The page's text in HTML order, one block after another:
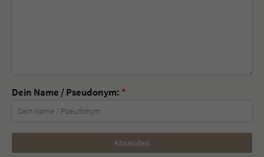
Dein Name / Pseudonym: *
Nicht
ausfüllen!